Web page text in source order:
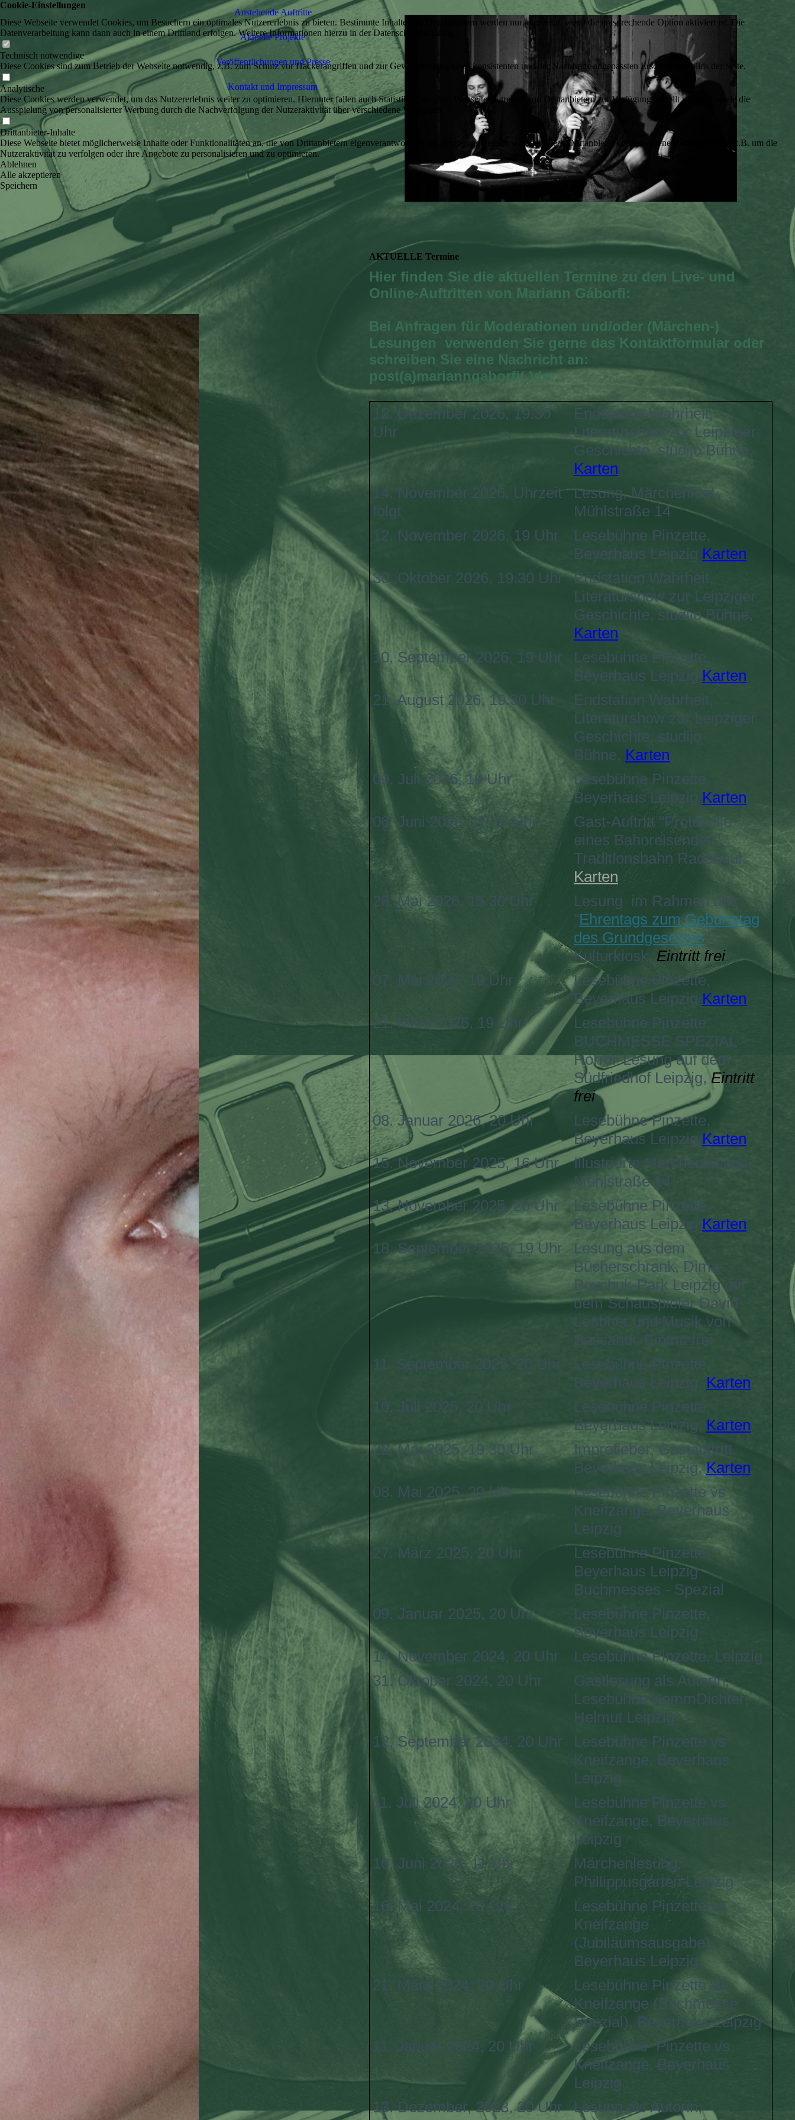
Anstehende Auftritte
Aktuelle Projekte
Veröffentlichungen und Presse
Kontakt und Impressum
AKTUELLE Termine
Hier finden Sie die aktuellen Termine zu den Live- und
Online-Auftritten von Mariann Gáborfi:
Bei Anfragen für Moderationen und/oder (Märchen-)
Lesungen verwenden Sie gerne das Kontaktformular oder
schreiben Sie eine Nachricht an:
post(a)marianngaborfi(.)de.
12. Dezember 2026, 19.30
Uhr
Endstation Wahrheit,
Literaturshow zur Leipziger
Geschichte, studijo Bühne,
Karten
14. November 2026, Uhrzeit
folgt
Lesung, Märchenfest
Mühlstraße 14
12. November 2026, 19 Uhr
Lesebühne Pinzette,
Beyerhaus Leipzig Karten
30. Oktober 2026, 19.30 Uhr Endstation Wahrheit,
Literaturshow zur Leipziger
Geschichte, studijo Bühne,
Karten
10. September 2026, 19 Uhr
Lesebühne Pinzette,
Beyerhaus Leipzig Karten
21. August 2026, 19.30 Uhr
Endstation Wahrheit,
Literaturshow zur Leipziger
Geschichte, studijo
Bühne, Karten
09. Juli 2026, 19 Uhr
Lesebühne Pinzette,
Beyerhaus Leipzig Karten
06. Juni 2026, 15.15 Uhr
Gast-Auftritt "Protokolle
eines Bahnreisenden",
Traditionsbahn Radebeul,
Karten
28. Mai 2026, 15.30 Uhr
Lesung im Rahmen des
"Ehrentags zum Geburtstag
des Grundgesetzes"
Kulturkiosk, Eintritt frei
07. Mai 2026, 19 Uhr
Lesebühne Pinzette,
Beyerhaus Leipzig Karten
21. März 2026, 19 Uhr
Lesebühne Pinzette,
BUCHMESSE SPEZIAL -
Horror-Lesung auf dem
Südfriedhof Leipzig,Eintritt
frei
08. Januar 2026, 20 Uhr
Lesebühne Pinzette,
Beyerhaus Leipzig Karten
15. November 2025, 16 Uhr
Illustrierte Märchenlesung,
Mühlstraße 14
13. November 2025, 20 Uhr
Lesebühne Pinzette,
Beyerhaus Leipzig Karten
18. September 2025, 19 Uhr
Lesung aus dem
Bücherschrank, Dima-
Boychuk-Park Leipzig mit
dem Schauspieler David
Leubner und Musik von
Bassandi, Eintritt frei
11. September 2025, 20 Uhr
Lesebühne Pinzette,
Beyerhaus Leipzig, Karten
10. Juli 2025, 20 Uhr
Lesebühne Pinzette,
Beyerhaus Leipzig, Karten
22. Mai 2025, 19.30 Uhr
Improfieber, Gastauftritt
Beyerhaus Leipzig,Karten
08. Mai 2025, 20 Uhr
Lesebühne Pinzette vs
Kneifzange, Beyerhaus
Leipzig
27. März 2025, 20 Uhr
Lesebühne Pinzette,
Beyerhaus Leipzig
Buchmesses - Spezial
09. Januar 2025, 20 Uhr
Lesebühne Pinzette,
Beyerhaus Leipzig
14. November 2024, 20 Uhr
Lesebühne Pinzette, Leipzig
31. Oktober 2024, 20 Uhr
Gastlesung als Autorin,
Lesebühne KommDichter,
Helmut Leipzig
12. September 2024. 20 Uhr
Lesebühne Pinzette vs
Kneifzange, Beyerhaus
Leipzig
11. Juli 2024, 20 Uhr
Lesebühne Pinzette vs
Kneifzange, Beyerhaus
Leipzig
16. Juni 2024, 11 Uhr
Märchenlesung,
Phillippusgarten Leipzig
16. Mai 2024, 20 Uhr
Lesebühne Pinzette vs
Kneifzange
(Jubiläumsausgabe),
Beyerhaus Leipzig
21. März 2024, 20 Uhr
Lesebühne Pinzette vs
Kneifzange (Buchmesse
Spezial), Beyerhaus Leipzig
11. Januar 2024, 20 Uhr
Lesebühne Pinzette vs
Kneifzange, Beyerhaus
Leipzig
13. Dezember, 2023, 20 Uhr
Lesung als Autorin,
Cookie-Einstellungen
Diese Webseite verwendet Cookies, um Besuchern ein optimales Nutzererlebnis zu bieten. Bestimmte Inhalte von Drittanbietern werden nur angezeigt, wenn die entsprechende Option aktiviert ist. Die
Datenverarbeitung kann dann auch in einem Drittland erfolgen. Weitere Informationen hierzu in der Datenschutzerklärung.
Technisch notwendige
Diese Cookies sind zum Betrieb der Webseite notwendig, z.B. zum Schutz vor Hackerangriffen und zur Gewährleistung eines konsistenten und der Nachfrage angepassten Erscheinungsbilds der Seite.
Analytische
Diese Cookies werden verwendet, um das Nutzererlebnis weiter zu optimieren. Hierunter fallen auch Statistiken, die dem Webseitenbetreiber von Drittanbietern zur Verfügung gestellt werden, sowie die
Ausspielung von personalisierter Werbung durch die Nachverfolgung der Nutzeraktivität über verschiedene Webseiten.
Drittanbieter-Inhalte
Diese Webseite bietet möglicherweise Inhalte oder Funktionalitäten an, die von Drittanbietern eigenverantwortlich zur Verfügung gestellt werden. Diese Drittanbieter können eigene Cookies setzen, z.B. um die
Nutzeraktivität zu verfolgen oder ihre Angebote zu personalisieren und zu optimieren.
Ablehnen
Alle akzeptieren
Speichern